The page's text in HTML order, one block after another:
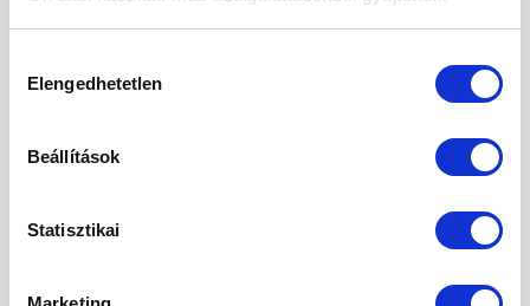
kiválasztása
Elengedhetetlen
Beállítások
Statisztikai
2024. március
2023. szeptember